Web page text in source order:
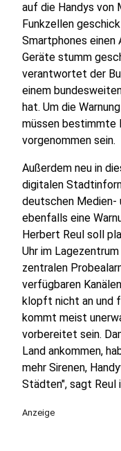
auf die Handys von
Funkzellen
Smartphones einen
Geräte stumm
verantwortet der
einem
hat. Um die
müssen bestimmte
vorgenommen sein.
Außerdem neu in
digitalen
deutschen Medien-
ebenfalls eine
Herbert Reul soll
Uhr im
zentralen
verfügbaren
klopft nicht an und
kommt meist
vorbereitet sein.
Land ankommen,
mehr Sirenen,
Städten", sagt Reul
Anzeige